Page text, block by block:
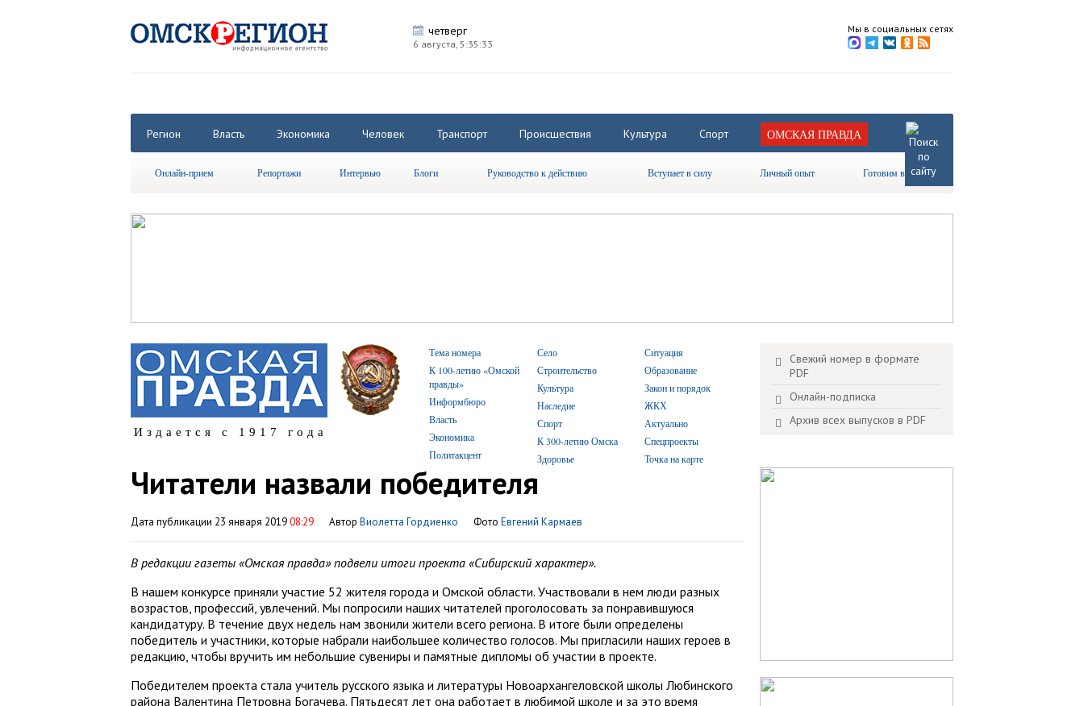
четверг
6 августа, 5:35:34
Мы в социальных сетях
Регион Власть Экономика Человек Транспорт Происшествия Культура Спорт ОМСКАЯ ПРАВДА
Онлайн-прием Репортажи Интервью Блоги Руководство к действию Вступает в силу Личный опыт Готовим вместе
Тема номера
К 100-летию «Омской
правды»
Информбюро
Власть
Экономика
Политакцент
Село
Строительство
Культура
Наследие
Спорт
К 300-летию Омска
Здоровье
Ситуация
Образование
Закон и порядок
ЖКХ
Актуально
Спецпроекты
Точка на карте
Свежий номер в формате
PDF
Онлайн-подписка
Архив всех выпусков в PDF
Издается с 1917 года
Читатели назвали победителя
Дата публикации 23 января 201908:29 Автор Виолетта Гордиенко Фото Евгений Кармаев
В редакции газеты «Омская правда» подвели итоги проекта «Сибирский характер».
В нашем конкурсе приняли участие 52 жителя города и Омской области. Участвовали в нем люди разных
возрастов, профессий, увлечений. Мы попросили наших читателей проголосовать за понравившуюся
кандидатуру. В течение двух недель нам звонили жители всего региона. В итоге были определены
победитель и участники, которые набрали наибольшее количество голосов. Мы пригласили наших героев в
редакцию, чтобы вручить им небольшие сувениры и памятные дипломы об участии в проекте.
Победителем проекта стала учитель русского языка и литературы Новоархангеловской школы Любинского
района Валентина Петровна Богачева. Пятьдесят лет она работает в любимой школе и за это время